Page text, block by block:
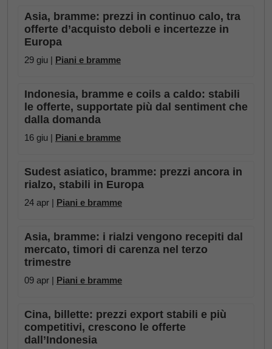
Asia, bramme: prezzi in continuo calo, tra
offerte d’acquisto deboli e incertezze in
Europa
29 giu | Piani e bramme
Indonesia, bramme e coils a caldo: stabili
le offerte, supportate più dal sentiment che
dalla domanda
16 giu | Piani e bramme
Sudest asiatico, bramme: prezzi ancora in
rialzo, stabili in Europa
24 apr | Piani e bramme
Asia, bramme: i rialzi vengono recepiti dal
mercato, timori di carenza nel terzo
trimestre
09 apr | Piani e bramme
Cina, billette: prezzi export stabili e più
competitivi, crescono le offerte
dall’Indonesia